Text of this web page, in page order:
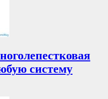
систему